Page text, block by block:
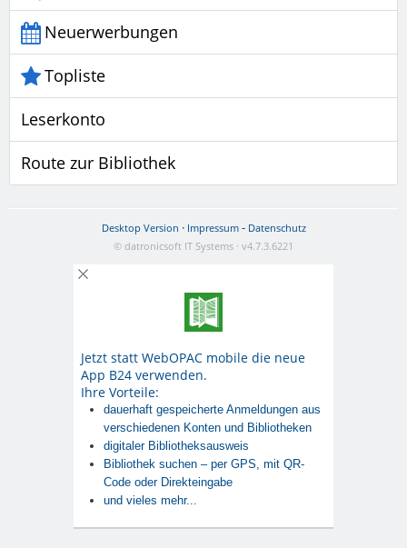
Neuerwerbungen
Topliste
Leserkonto
Route zur Bibliothek
Desktop Version · Impressum- Datenschutz
© datronicsoft IT Systems · v4.7.3.6221
Jetzt statt WebOPAC mobile die neue
App B24 verwenden.
Ihre Vorteile:
dauerhaft gespeicherte Anmeldungen aus
verschiedenen Konten und Bibliotheken
digitaler Bibliotheksausweis
Bibliothek suchen – per GPS, mit QR-
Code oder Direkteingabe
und vieles mehr...